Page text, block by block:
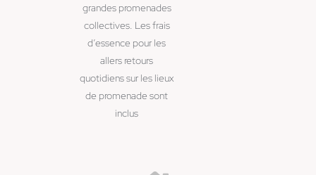
grandes promenades
collectives. Les frais
d’essence pour les
allers retours
quotidiens sur les lieux
de promenade sont
inclus